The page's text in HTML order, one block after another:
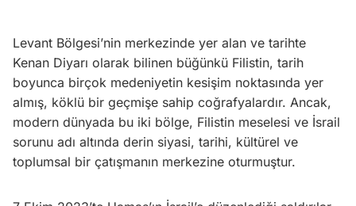
Levant Bölgesi’nin merkezinde yer alan ve tarihte
Kenan Diyarı olarak bilinen büğünkü Filistin, tarih
boyunca birçok medeniyetin kesişim noktasında yer
almış, köklü bir geçmişe sahip coğrafyalardır. Ancak,
modern dünyada bu iki bölge, Filistin meselesi ve İsrail
sorunu adı altında derin siyasi, tarihi, kültürel ve
toplumsal bir çatışmanın merkezine oturmuştur.